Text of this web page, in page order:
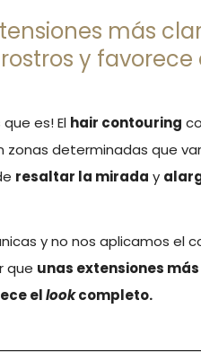
más
y
es! El hair contouring
zonas determinadas que
resaltar la mirada y
y no nos aplicamos el
que unas extensiones
ellookcompleto.